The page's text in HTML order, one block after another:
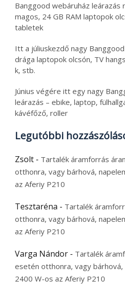
Banggood webáruház leárazás
magos, 24 GB RAM laptopok
tabletek
Itt a júliuskezdő nagy
drága laptopok olcsón, TV
k, stb.
Június végére itt egy nagy
leárazás – ebike, laptop,
kávéfőző, roller
Legutóbbi
Zsolt - Tartalék áramforrás
otthonra, vagy bárhová,
az Aferiy P210
Tesztaréna - Tartalék
otthonra, vagy bárhová,
az Aferiy P210
Varga Nándor - Tartalék
esetén otthonra, vagy
2400 W-os az Aferiy P210